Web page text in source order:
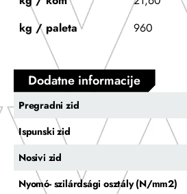
kg / paleta
960
Dodatne informacije
Pregradni zid
Ispunski zid
Nosivi zid
Nyomó- szilárdsági osztály (N/mm2)